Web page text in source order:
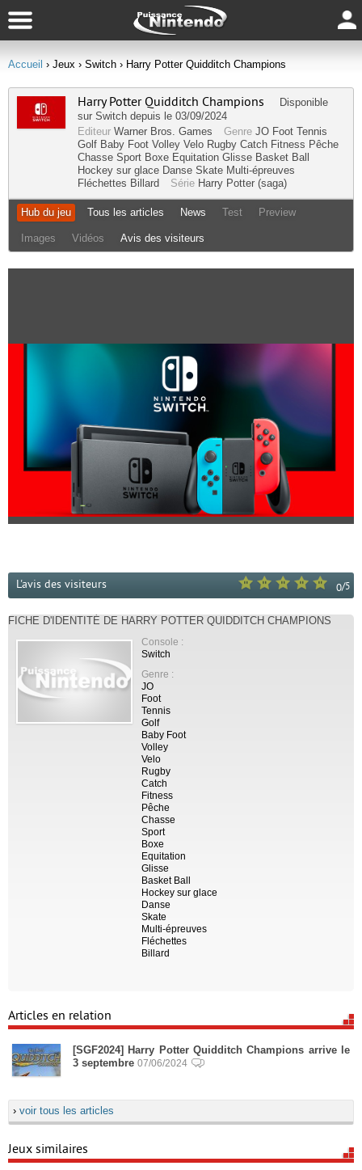
Accueil › Jeux › Switch › Harry Potter Quidditch Champions
Harry Potter Quidditch Champions
Disponible
sur Switch depuis le 03/09/2024
Editeur Warner Bros. Games Genre JO Foot Tennis
Golf Baby Foot Volley Velo Rugby Catch Fitness Pêche
Chasse Sport Boxe Equitation Glisse Basket Ball
Hockey sur glace Danse Skate Multi-épreuves
Fléchettes Billard Série Harry Potter (saga)
Hub du jeu Tous les articles News Test Preview
Images Vidéos Avis des visiteurs
0/5
L'avis des visiteurs
FICHE D'IDENTITÉ DE HARRY POTTER QUIDDITCH CHAMPIONS
Console :
Switch
Genre :
JO
Foot
Tennis
Golf
Baby Foot
Volley
Velo
Rugby
Catch
Fitness
Pêche
Chasse
Sport
Boxe
Equitation
Glisse
Basket Ball
Hockey sur glace
Danse
Skate
Multi-épreuves
Fléchettes
Billard
Articles en relation
[SGF2024] Harry Potter Quidditch Champions arrive le
3 septembre 07/06/2024
› voir tous les articles
Jeux similaires